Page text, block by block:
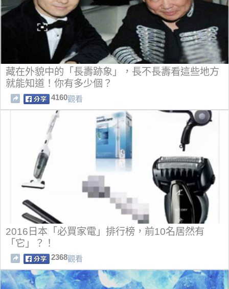
藏在外貌中的「長壽跡象」，長不長壽看這些地方
就能知道！你有多少個？
4160觀看
2016日本「必買家電」排行榜，前10名居然有
「它」？！
2368觀看